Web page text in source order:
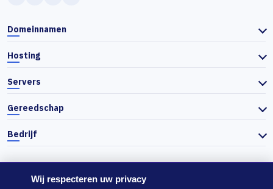
Domeinnamen
Hosting
Servers
Gereedschap
Bedrijf
Wij respecteren uw privacy